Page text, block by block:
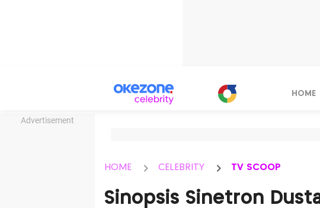
Advertisement
HOME
HOME CELEBRITY TV SCOOP
Sinopsis Sinetron